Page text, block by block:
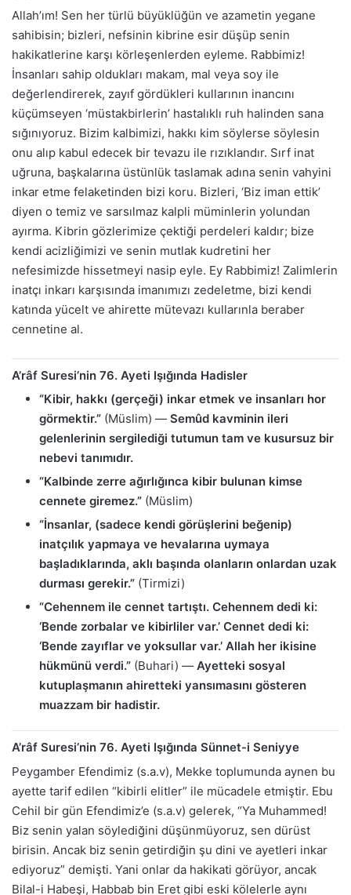
Allah’ım! Sen her türlü büyüklüğün ve azametin yegane
sahibisin; bizleri, nefsinin kibrine esir düşüp senin
hakikatlerine karşı körleşenlerden eyleme. Rabbimiz!
İnsanları sahip oldukları makam, mal veya soy ile
değerlendirerek, zayıf gördükleri kullarının inancını
küçümseyen ‘müstakbirlerin’ hastalıklı ruh halinden sana
sığınıyoruz. Bizim kalbimizi, hakkı kim söylerse söylesin
onu alıp kabul edecek bir tevazu ile rızıklandır. Sırf inat
uğruna, başkalarına üstünlük taslamak adına senin vahyini
inkar etme felaketinden bizi koru. Bizleri, ‘Biz iman ettik’
diyen o temiz ve sarsılmaz kalpli müminlerin yolundan
ayırma. Kibrin gözlerimize çektiği perdeleri kaldır; bize
kendi acizliğimizi ve senin mutlak kudretini her
nefesimizde hissetmeyi nasip eyle. Ey Rabbimiz! Zalimlerin
inatçı inkarı karşısında imanımızı zedeletme, bizi kendi
katında yücelt ve ahirette mütevazı kullarınla beraber
cennetine al.
A’râf Suresi’nin 76. Ayeti Işığında Hadisler
“Kibir, hakkı (gerçeği) inkar etmek ve insanları hor
görmektir.” (Müslim) — Semûd kavminin ileri
gelenlerinin sergilediği tutumun tam ve kusursuz bir
nebevi tanımıdır.
“Kalbinde zerre ağırlığınca kibir bulunan kimse
cennete giremez.” (Müslim)
“İnsanlar, (sadece kendi görüşlerini beğenip)
inatçılık yapmaya ve hevalarına uymaya
başladıklarında, aklı başında olanların onlardan uzak
durması gerekir.” (Tirmizi)
“Cehennem ile cennet tartıştı. Cehennem dedi ki:
‘Bende zorbalar ve kibirliler var.’ Cennet dedi ki:
‘Bende zayıflar ve yoksullar var.’ Allah her ikisine
hükmünü verdi.” (Buhari) — Ayetteki sosyal
kutuplaşmanın ahiretteki yansımasını gösteren
muazzam bir hadistir.
A’râf Suresi’nin 76. Ayeti Işığında Sünnet-i Seniyye
Peygamber Efendimiz (s.a.v), Mekke toplumunda aynen bu
ayette tarif edilen “kibirli elitler” ile mücadele etmiştir. Ebu
Cehil bir gün Efendimiz’e (s.a.v) gelerek, “Ya Muhammed!
Biz senin yalan söylediğini düşünmüyoruz, sen dürüst
birisin. Ancak biz senin getirdiğin şu dini ve ayetleri inkar
ediyoruz” demişti. Yani onlar da hakikati görüyor, ancak
Bilal-i Habeşi, Habbab bin Eret gibi eski kölelerle aynı